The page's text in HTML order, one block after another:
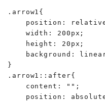
.arrow1{
position:
    width: 200px;
    height: 20px;
background:
}
.arrow1::after{
    content: "";
position: